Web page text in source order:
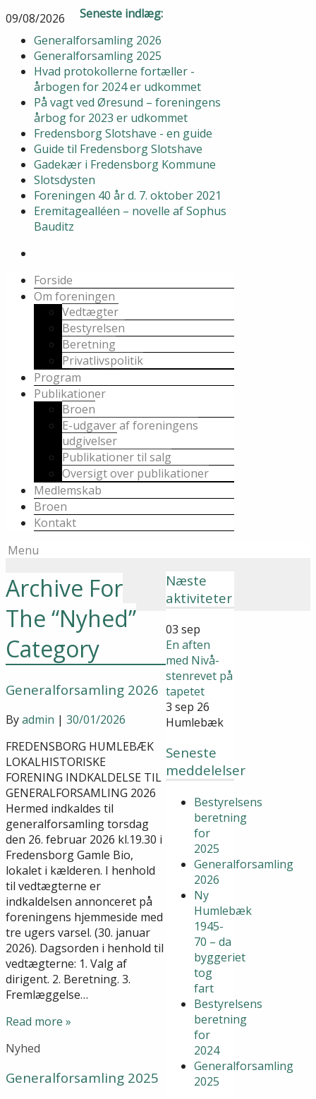
09/08/2026
Seneste indlæg:
Generalforsamling 2026
Generalforsamling 2025
Hvad protokollerne fortæller -
årbogen for 2024 er udkommet
På vagt ved Øresund – foreningens
årbog for 2023 er udkommet
Fredensborg Slotshave - en guide
Guide til Fredensborg Slotshave
Gadekær i Fredensborg Kommune
Slotsdysten
Foreningen 40 år d. 7. oktober 2021
Eremitagealléen – novelle af Sophus
Bauditz
Forside
Om foreningen
Vedtægter
Bestyrelsen
Beretning
Privatlivspolitik
Program
Publikationer
Broen
E-udgaver af foreningens
udgivelser
Publikationer til salg
Oversigt over publikationer
Medlemskab
Broen
Kontakt
Menu
Næste
aktiviteter
03 sep
En aften
med Nivå-
stenrevet på
tapetet
3 sep 26
Humlebæk
Seneste
meddelelser
Bestyrelsens
beretning
for
2025
Generalforsamling
2026
Ny
Humlebæk
1945-
70 – da
byggeriet
tog
fart
Bestyrelsens
beretning
for
2024
Generalforsamling
2025
Archive For
The “Nyhed”
Category
Generalforsamling 2026
Byadmin | 30/01/2026
FREDENSBORG HUMLEBÆK
LOKALHISTORISKE
FORENING INDKALDELSE TIL
GENERALFORSAMLING 2026
Hermed indkaldes til
generalforsamling torsdag
den 26. februar 2026 kl.19.30 i
Fredensborg Gamle Bio,
lokalet i kælderen. I henhold
til vedtægterne er
indkaldelsen annonceret på
foreningens hjemmeside med
tre ugers varsel. (30. januar
2026). Dagsorden i henhold til
vedtægterne: 1. Valg af
dirigent. 2. Beretning. 3.
Fremlæggelse…
Read more »
Nyhed
Generalforsamling 2025